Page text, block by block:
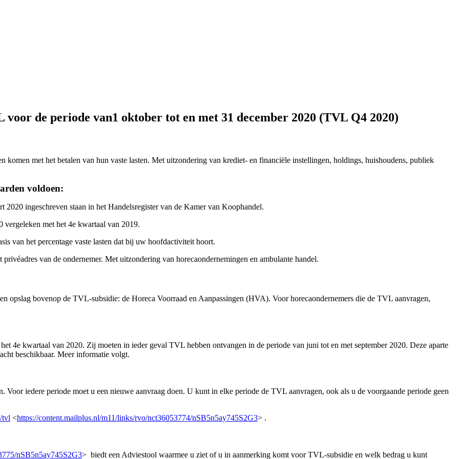
de periode van1 oktober tot en met 31 december 2020 (TVL Q4 2020)
met het betalen van hun vaste lasten. Met uitzondering van krediet- en financiële instellingen, holdings, huishoudens, publiek
voldoen:
ingeschreven staan in het Handelsregister van de Kamer van Koophandel.
met het 4e kwartaal van 2019.
van het percentage vaste lasten dat bij uw hoofdactiviteit hoort.
van de ondernemer. Met uitzondering van horecaondernemingen en ambulante handel.
opslag bovenop de TVL-subsidie: de Horeca Voorraad en Aanpassingen (HVA). Voor horecaondernemers die de TVL aanvragen,
4e kwartaal van 2020. Zij moeten in ieder geval TVL hebben ontvangen in de periode van juni tot en met september 2020. Deze aparte
beschikbaar. Meer informatie volgt.
iedere periode moet u een nieuwe aanvraag doen. U kunt in elke periode de TVL aanvragen, ook als u de voorgaande periode geen
tvl <https://content.mailplus.nl/m11/links/rvo/nct36053774/nSB5n5ay745S2G3> .
nSB5n5ay745S2G3> biedt een Adviestool waarmee u ziet of u in aanmerking komt voor TVL-subsidie en welk bedrag u kunt